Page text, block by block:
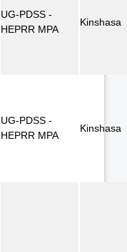
UG-PDSS -
HEPRR MPA
Kinshasa
UG-PDSS -
HEPRR MPA
Kinshasa